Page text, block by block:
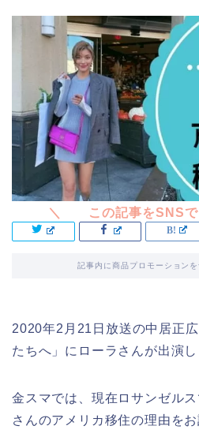
記事内に商品プロモーション
2020年2月21日放送の中居正
たちへ」にローラさんが出演し
金スマでは、現在ロサンゼル
さんのアメリカ移住の理由をお